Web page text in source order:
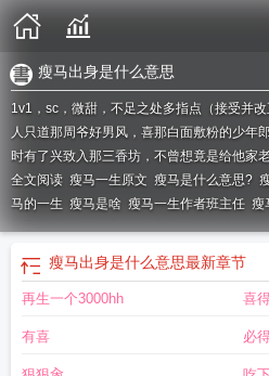
瘦马出身是什么意思
1v1，sc，微甜，不足之处多指点（接受并
人只道那周爷好男风，喜那白面敷粉的少年
时有了兴致入那三香坊，不曾想竟是给他家
全文阅读 瘦马一生原文 瘦马是什么意思?
马的一生 瘦马是啥 瘦马一生作者班主任 瘦
任TXT瘦马一生班主任瘦马一生(班主任)
生 班主任
瘦马是什么生肖 瘦马指什么生肖
趣阁
任瘦马一生_班主任_花船节 - 江阳中文移
的内容介绍
瘦马一生po
txt笔趣阁
瘦马一生班主任
瘦马出身是什么意思最新章节
再生一个3000hh 喜
有喜 必